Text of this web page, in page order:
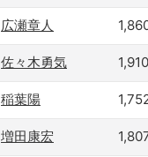
広瀬章人
佐々木勇気 1,910
稲葉陽
増田康宏